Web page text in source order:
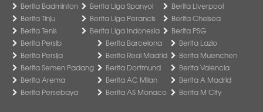
Berita Badminton
Berita Tinju
Berita Tenis
Berita Liga Spanyol
Berita Liga Perancis
Berita Liga Indonesia
Berita Liverpool
Berita Chelsea
Berita PSG
Berita Persib
Berita Persija
Berita Semen Padang
Berita Arema
Berita Persebaya
Berita Barcelona
Berita Real Madrid
Berita Dortmund
Berita AC Milan
Berita AS Monaco
Berita Lazio
Berita Muenchen
Berita Valencia
Berita A Madrid
Berita M City